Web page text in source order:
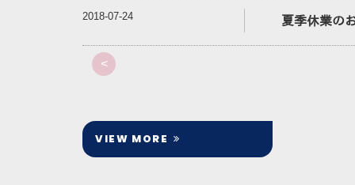
2018-07-24 夏季休業の
<
VIEW MORE